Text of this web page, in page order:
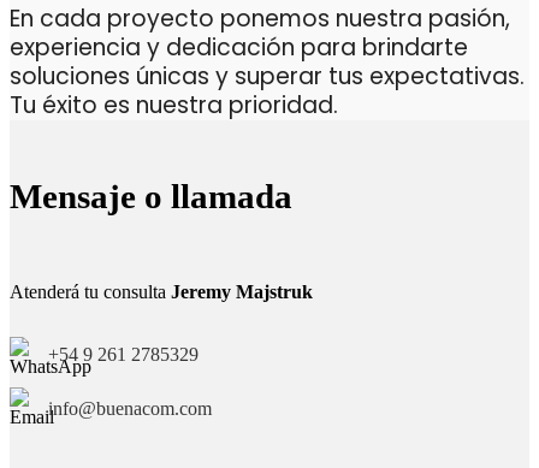
En cada proyecto ponemos nuestra pasión,
experiencia y dedicación para brindarte
soluciones únicas y superar tus expectativas.
Tu éxito es nuestra prioridad.
Mensaje o llamada
Atenderá tu consulta Jeremy Majstruk
+54 9 261 2785329
info@buenacom.com